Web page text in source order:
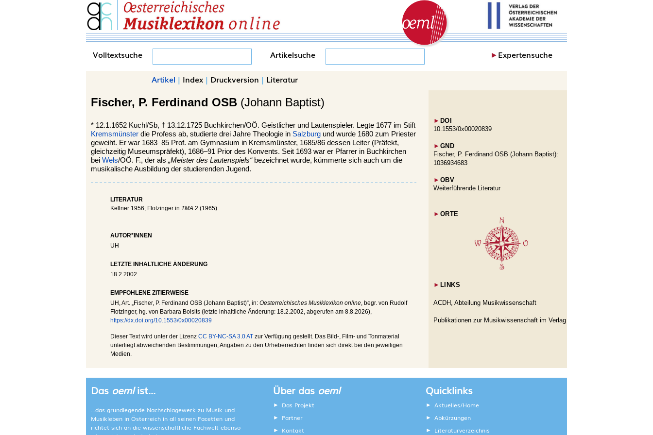
Volltextsuche Artikelsuche ►Expertensuche
Artikel | Index | Druckversion | Literatur
Fischer, P. Ferdinand OSB (Johann Baptist)
* 12.1.1652 Kuchl/Sb, † 13.12.1725 Buchkirchen/OÖ. Geistlicher und Lautenspieler. Legte 1677 im Stift
Kremsmünster die Profess ab, studierte drei Jahre Theologie in Salzburg und wurde 1680 zum Priester
geweiht. Er war 1683–85 Prof. am Gymnasium in Kremsmünster, 1685/86 dessen Leiter (Präfekt,
gleichzeitig Museumspräfekt), 1686–91 Prior des Konvents. Seit 1693 war er Pfarrer in Buchkirchen
bei Wels/OÖ. F., der als „Meister des Lautenspiels“bezeichnet wurde, kümmerte sich auch um die
musikalische Ausbildung der studierenden Jugend.
LITERATUR
Kellner 1956; Flotzinger in TMA 2 (1965).
AUTOR*INNEN
UH
LETZTE INHALTLICHE ÄNDERUNG
18.2.2002
EMPFOHLENE ZITIERWEISE
UH , Art. „Fischer, P. Ferdinand OSB (Johann Baptist)“, in: Oesterreichisches Musiklexikon online, begr. von Rudolf
Flotzinger, hg. von Barbara Boisits (letzte inhaltliche Änderung: 18.2.2002, abgerufen am 8.8.2026),
https://dx.doi.org/10.1553/0x00020839
Dieser Text wird unter der Lizenz CC BY-NC-SA 3.0 AT zur Verfügung gestellt. Das Bild-, Film- und Tonmaterial
unterliegt abweichenden Bestimmungen; Angaben zu den Urheberrechten finden sich direkt bei den jeweiligen
Medien.
► DOI
10.1553/0x00020839
► GND
Fischer, P. Ferdinand OSB (Johann Baptist):
1036934683
► OBV
Weiterführende Literatur
► ORTE
► LINKS
ACDH, Abteilung Musikwissenschaft
Publikationen zur Musikwissenschaft im Verlag
Das oemlist...
...das grundlegende Nachschlagewerk zu Musik und
Musikleben in Österreich in all seinen Facetten und
richtet sich an die wissenschaftliche Fachwelt ebenso
Über das oeml
Das Projekt
Partner
Kontakt
Quicklinks
Aktuelles/Home
Abkürzungen
Literaturverzeichnis